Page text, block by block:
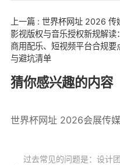
上一篇 : 世界杯网址 2026 传
影视版权与音乐授权新规解读：
商用配乐、短视频平台合规要
与避坑清单
猜你感兴趣的内容
世界杯网址 2026会展传
过去常见的问题是：设计